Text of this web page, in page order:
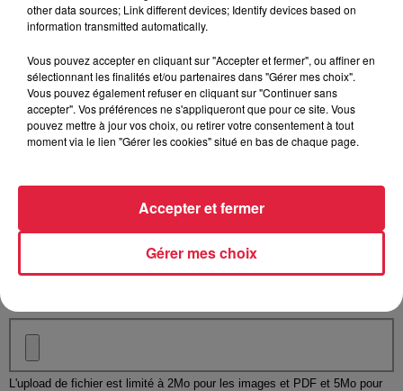
Votre message*
Taille maximum : 500 caractères
L'upload de fichier est limité à 2Mo pour les images et PDF et 5Mo pour
les audios.
L'upload de fichier est limité à 2Mo pour les images et PDF et 5Mo pour
other data sources; Link different devices; Identify devices based on
information transmitted automatically.
Vous pouvez accepter en cliquant sur "Accepter et fermer", ou affiner en
sélectionnant les finalités et/ou partenaires dans "Gérer mes choix".
Vous pouvez également refuser en cliquant sur "Continuer sans
accepter". Vos préférences ne s'appliqueront que pour ce site. Vous
pouvez mettre à jour vos choix, ou retirer votre consentement à tout
moment via le lien "Gérer les cookies" situé en bas de chaque page.
Gérer mes choix
Accepter et fermer